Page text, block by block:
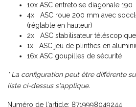
10x ASC entretoise diagonale 190
4x ASC roue 200 mm avec
(réglable en hauteur)
2x ASC stabilisateur
1x ASC jeu de plinthes en
16x ASC goupilles de sécurité
* La configuration peut être différente
liste ci-dessus s'applique.
Numéro de l'article: 8719998049244